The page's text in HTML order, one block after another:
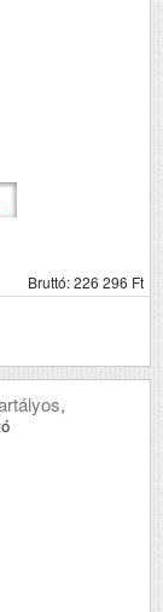
Bruttó: 226 296 Ft